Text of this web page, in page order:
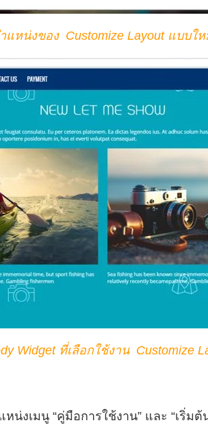
แหน่งของ Customize Layout แบบให
Widget ที่เลือกใช้งาน Customize
หน่งเมนู “คู่มือการใช้งาน” และ “เริ่มต้